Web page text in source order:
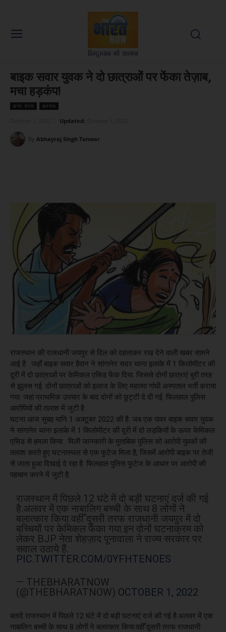
बाइक सवार युवक ने दो छात्राओं पर फेंका तेज़ाब,
मचा हड़कंप!
अन्य राज्य अपराध
Updated:
By Abhayraj Singh Tanwar
राजस्थान की राजधानी जयपुर से दिल को दहलाकर रख देने वाली खबर सामने
आई है . जहाँ बाइक सवार हैवान ने सांगानेर सदर थाना इलाके में 1 किलोमीटर की
दूरी में दो छात्राओं पर केमिकल एसिड फेंक दिया. जिससे दोनों छात्राएं बुरी तरह
से झुलस गई. दोनों छात्राओं को इलाज के लिए महात्मा गांधी अस्पताल भर्ती कराया
गया. जहां प्राथमिक उपचार के बाद दोनों को छुट्टी दे दी गई. फिलहाल पुलिस
आरोपियों की तलाश में जुटी है .
घटना आज सुबह यानि 1 अक्टूबर 2022 की है. जब एक पावर बाइक सवार युवक
ने सांगानेर थाना इलाके में 1 किलोमीटर की दूरी में दो लड़कियों के ऊपर केमिकल
एसिड से हमला किया . मिली जानकारी के मुताबिक पुलिस को आरोपी युवकों की
तलाश करते हुए घटनास्थल से एक फुटेज मिला है, जिसमें आरोपी बाइक पर तेजी
से जाता हुआ दिखाई दे रहा है. फिलहाल पुलिस फुटेज के आधार पर आरोपी की
पहचान करने में जुटी है.
राजस्थान में पिछले 12 घंटे में दो बड़ी घटनाएं दर्ज की गई
है.अलवर में एक नाबालिग बच्ची के साथ 8 लोगों ने
बलात्कार किया.वहीँ दूसरी तरफ राजधानी जयपुर में दो
बच्चियों पर केमिकल फेंका गया.इन दोनों घटनाक्रम को
लेकर BJP नेता शेहज़ाद पूनावाला ने राज्य सरकार पर
सवाल उठाये हैं.
PIC.TWITTER.COM/0YFHTENOES
— THEBHARATNOW
(@THEBHARATNOW) OCTOBER 1, 2022
बतादें राजस्थान में पिछले 12 घंटे में दो बड़ी घटनाएं दर्ज की गई है.अलवर में एक
नाबालिग बच्ची के साथ 8 लोगों ने बलात्कार किया.वहीँ दूसरी तरफ राजधानी